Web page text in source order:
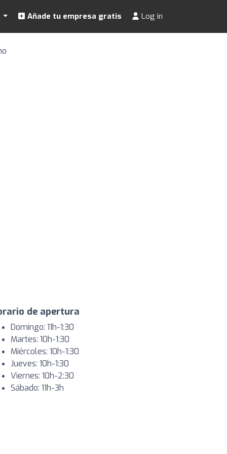
Añade tu empresa gratis Log in
de apertura
Domingo: 11h-1:30
Martes: 10h-1:30
Miércoles: 10h-1:30
Jueves: 10h-1:30
Viernes: 10h-2:30
Sábado: 11h-3h